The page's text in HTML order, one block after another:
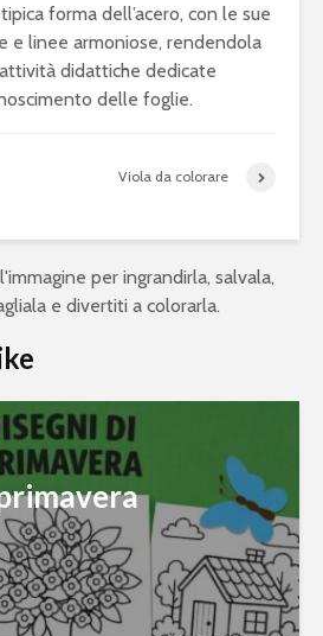
forma dell’acero, con le sue
e linee armoniose, rendendola
didattiche dedicate
delle foglie.
Viola da colorare
per ingrandirla, salvala,
e divertiti a colorarla.